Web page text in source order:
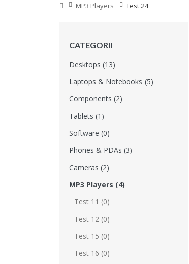
MP3 Players Test 24
CATEGORII
Desktops (13)
Laptops & Notebooks (5)
Components (2)
Tablets (1)
Software (0)
Phones & PDAs (3)
Cameras (2)
MP3 Players (4)
Test 11 (0)
Test 12 (0)
Test 15 (0)
Test 16 (0)